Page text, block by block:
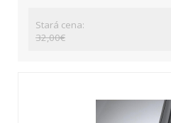
Stará cena:
32,00€